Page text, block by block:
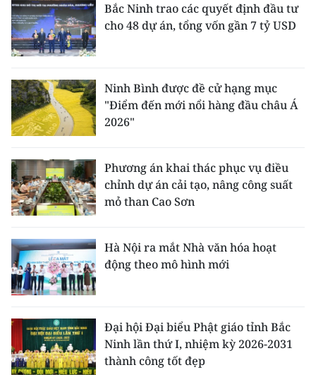
Bắc Ninh trao các quyết định đầu tư
cho 48 dự án, tổng vốn gần 7 tỷ USD
Ninh Bình được đề cử hạng mục
"Điểm đến mới nổi hàng đầu châu Á
2026"
Phương án khai thác phục vụ điều
chỉnh dự án cải tạo, nâng công suất
mỏ than Cao Sơn
Hà Nội ra mắt Nhà văn hóa hoạt
động theo mô hình mới
Đại hội Đại biểu Phật giáo tỉnh Bắc
Ninh lần thứ I, nhiệm kỳ 2026-2031
thành công tốt đẹp